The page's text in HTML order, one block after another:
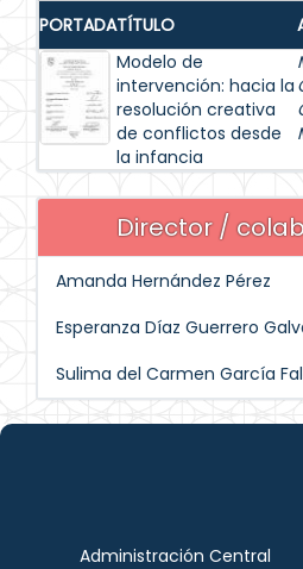
PORTADATÍTULO
Modelo de
intervención: hacia la
resolución creativa
de conflictos desde
la infancia
Director /
Amanda Hernández Pérez
Esperanza Díaz Guerrero
Sulima del Carmen García
Administración Central